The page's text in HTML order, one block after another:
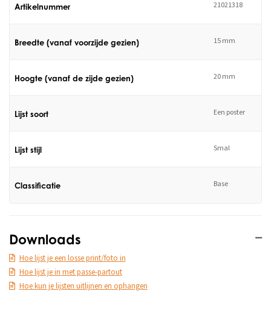
Artikelnummer 21021318
Breedte (vanaf voorzijde gezien) 15 mm
Hoogte (vanaf de zijde gezien) 20 mm
Lijst soort Een poster
Lijst stijl Smal
Classificatie Base
Downloads
Hoe lijst je een losse print/foto in
Hoe lijst je in met passe-partout
Hoe kun je lijsten uitlijnen en ophangen